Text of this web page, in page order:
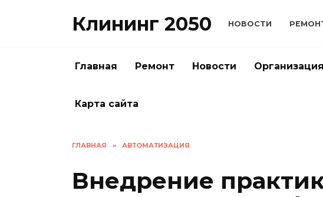
Клининг 2050 НОВОСТИ
Главная Ремонт Новости Организация
Карта сайта
ГЛАВНАЯ » АВТОМАТИЗАЦИЯ
Внедрение